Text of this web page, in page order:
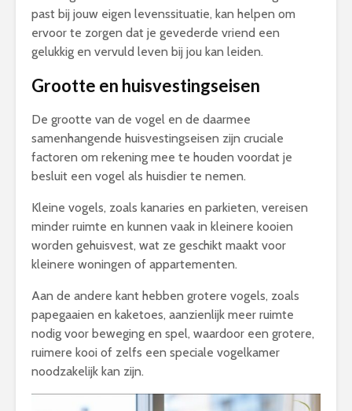
past bij jouw eigen levenssituatie, kan helpen om
ervoor te zorgen dat je gevederde vriend een
gelukkig en vervuld leven bij jou kan leiden.
Grootte en huisvestingseisen
De grootte van de vogel en de daarmee
samenhangende huisvestingseisen zijn cruciale
factoren om rekening mee te houden voordat je
besluit een vogel als huisdier te nemen.
Kleine vogels, zoals kanaries en parkieten, vereisen
minder ruimte en kunnen vaak in kleinere kooien
worden gehuisvest, wat ze geschikt maakt voor
kleinere woningen of appartementen.
Aan de andere kant hebben grotere vogels, zoals
papegaaien en kaketoes, aanzienlijk meer ruimte
nodig voor beweging en spel, waardoor een grotere,
ruimere kooi of zelfs een speciale vogelkamer
noodzakelijk kan zijn.